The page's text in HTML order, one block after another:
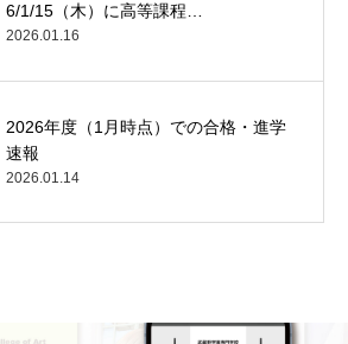
6/1/15（木）に高等課程…
2026.01.16
2026年度（1月時点）での合格・進学
速報
2026.01.14